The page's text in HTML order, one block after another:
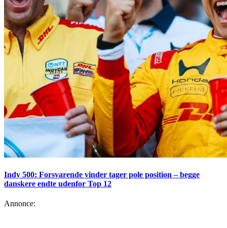
Indy 500: Forsvarende vinder tager pole position – begge
danskere endte udenfor Top 12
Annonce: